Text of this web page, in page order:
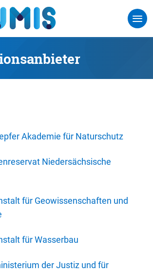
Akademie für Naturschutz
Niedersächsische
für Geowissenschaften und
für Wasserbau
der Justiz und für